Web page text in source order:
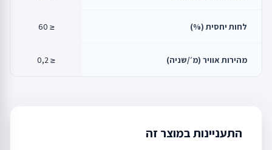
לחות יחסית (%) ≤ 60
מהירות אוויר (מ׳/שניה) ≤ 0,2
התעניינות במוצר זה